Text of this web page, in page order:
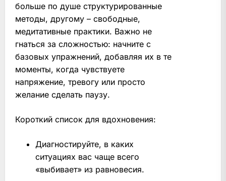
больше по душе структурированные
методы, другому – свободные,
медитативные практики. Важно не
гнаться за сложностью: начните с
базовых упражнений, добавляя их в те
моменты, когда чувствуете
напряжение, тревогу или просто
желание сделать паузу.
Короткий список для вдохновения:
Диагностируйте, в каких
ситуациях вас чаще всего
«выбивает» из равновесия.